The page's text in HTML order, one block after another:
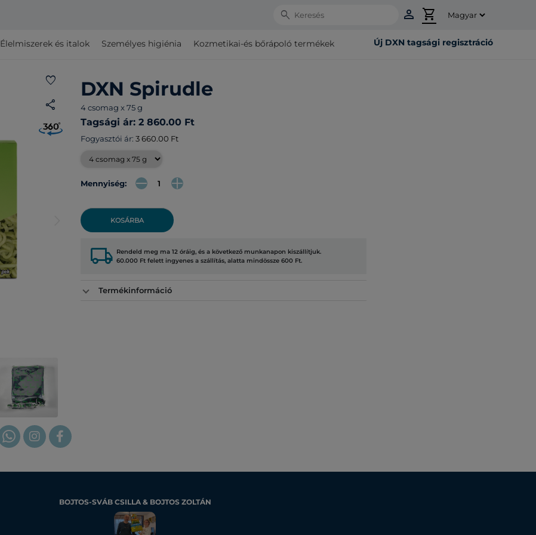
Search person shopping_cart
Élelmiszerek és italok Személyes higiénia Kozmetikai-és bőrápoló termékek Új DXN tagsági regisztráció
favorite
share
DXN Spirudle
4 csomag x 75 g
Tagsági ár: 2 860.00 Ft
Fogyasztói ár: 3 660.00 Ft
Mennyiség:
KOSÁRBA
local_shipping Rendeld meg ma 12 óráig, és a következő munkanapon kiszállítjuk.
60.000 Ft felett ingyenes a szállítás, alatta mindössze 600 Ft.
Termékinformáció
BOJTOS-SVÁB CSILLA & BOJTOS ZOLTÁN